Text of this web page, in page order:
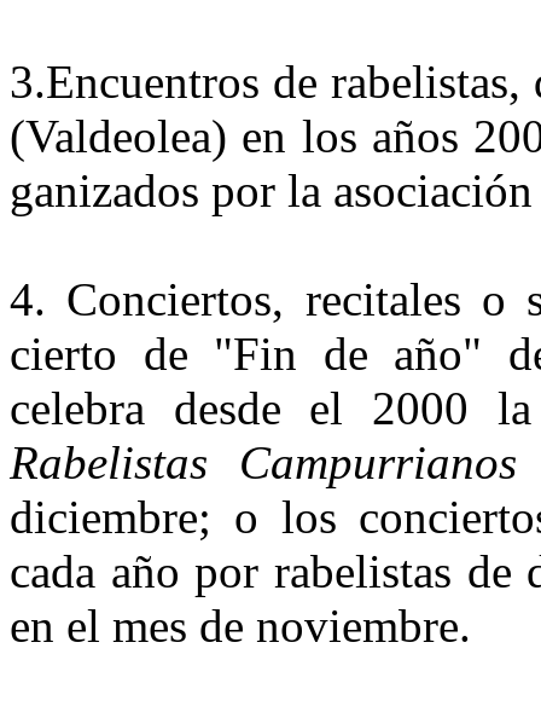
3.Encuentros de
(Valdeolea) en los años
ganizados por la
4. Conciertos, recitales o
cierto de "Fin de año"
celebra desde el 2000 la
Rabelistas Cam­purrianos
diciembre; o los
cada año por rabelistas
en el mes de noviembre.